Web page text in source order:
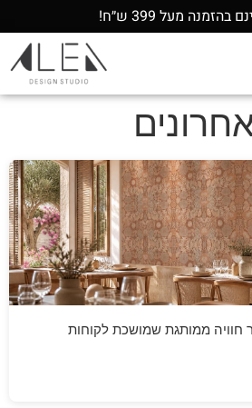
מעל 399 ש״ח!
חוויה ממותגת שמושכת לקוחות